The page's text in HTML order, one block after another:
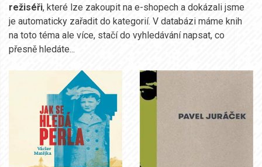
režiséři, které lze zakoupit na e-shopech a dokázali jsme
je automaticky zařadit do kategorií. V databázi máme knih
na toto téma ale více, stačí do vyhledávání napsat, co
přesně hledáte...